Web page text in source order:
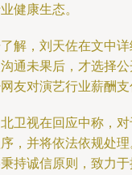
健康生态。
解，刘天佐在文中
通未果后，才选择
友对演艺行业薪酬
卫视在回应中称，
，并将依法依规处
持诚信原则，致力